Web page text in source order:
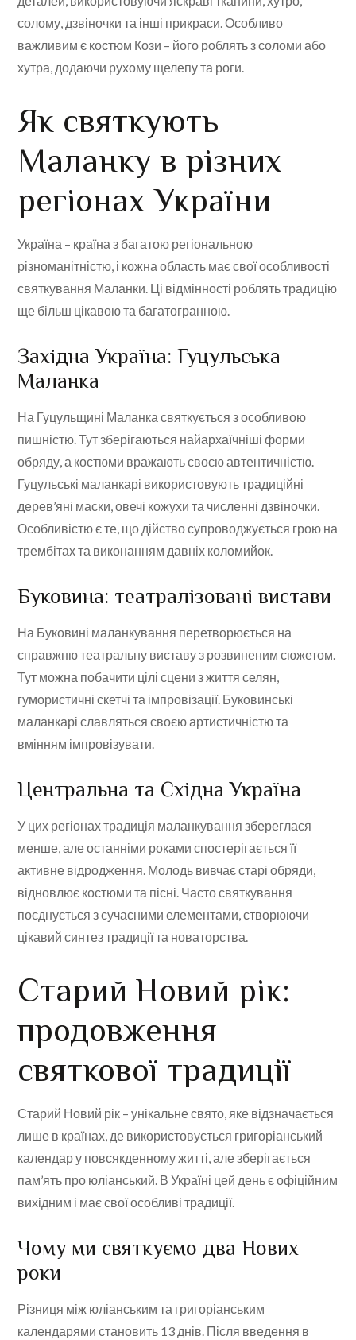
солому, дзвіночки та інші прикраси. Особливо
важливим є костюм Кози – його роблять з соломи або
хутра, додаючи рухому щелепу та роги.
Як святкують
Маланку в різних
регіонах України
Україна – країна з багатою регіональною
різноманітністю, і кожна область має свої особливості
святкування Маланки. Ці відмінності роблять традицію
ще більш цікавою та багатогранною.
Західна Україна: Гуцульська
Маланка
На Гуцульщині Маланка святкується з особливою
пишністю. Тут зберігаються найархаїчніші форми
обряду, а костюми вражають своєю автентичністю.
Гуцульські маланкарі використовують традиційні
дерев’яні маски, овечі кожухи та численні дзвіночки.
Особливістю є те, що дійство супроводжується грою на
трембітах та виконанням давніх коломийок.
Буковина: театралізовані вистави
На Буковині маланкування перетворюється на
справжню театральну виставу з розвиненим сюжетом.
Тут можна побачити цілі сцени з життя селян,
гумористичні скетчі та імпровізації. Буковинські
маланкарі славляться своєю артистичністю та
вмінням імпровізувати.
Центральна та Східна Україна
У цих регіонах традиція маланкування збереглася
менше, але останніми роками спостерігається її
активне відродження. Молодь вивчає старі обряди,
відновлює костюми та пісні. Часто святкування
поєднується з сучасними елементами, створюючи
цікавий синтез традиції та новаторства.
Старий Новий рік:
продовження
святкової традиції
Старий Новий рік – унікальне свято, яке відзначається
лише в країнах, де використовується григоріанський
календар у повсякденному житті, але зберігається
пам’ять про юліанський. В Україні цей день є офіційним
вихідним і має свої особливі традиції.
Чому ми святкуємо два Нових
роки
Різниця між юліанським та григоріанським
календарями становить 13 днів. Після введення в